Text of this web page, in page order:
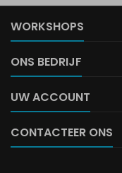
WORKSHOPS
ONS BEDRIJF
UW ACCOUNT
CONTACTEER ONS